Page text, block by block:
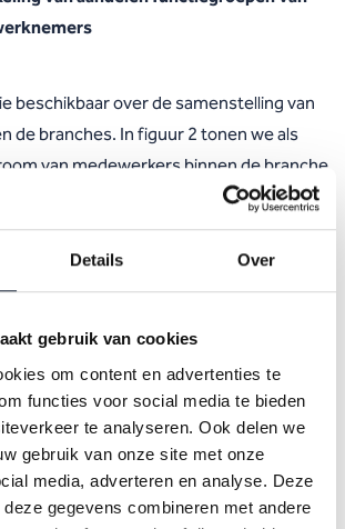
Details Over
gebruik van cookies
om content en advertenties te
functies voor social media te bieden
te analyseren. Ook delen we
gebruik van onze site met onze
media, adverteren en analyse. Deze
gegevens combineren met andere
beschikbaar over de samenstelling van
de branches. In figuur 2 tonen we als
van medewerkers binnen de branche
medisch specialistische hulp
tweede kwartaal van 2024.
laten zien waar vandaan medewerkers
in hun functie instromen: vanuit
zelf, vanuit een andere branche
buiten de sector, als herintreder of